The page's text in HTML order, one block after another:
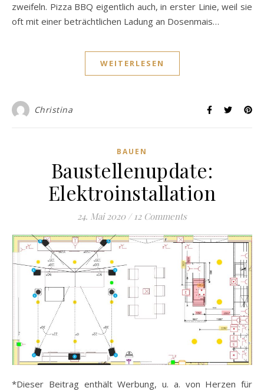
zweifeln. Pizza BBQ eigentlich auch, in erster Linie, weil sie
oft mit einer beträchtlichen Ladung an Dosenmais…
WEITERLESEN
Christina
BAUEN
Baustellenupdate:
Elektroinstallation
24. Mai 2020 / 12 Comments
*Dieser Beitrag enthält Werbung, u. a. von Herzen für